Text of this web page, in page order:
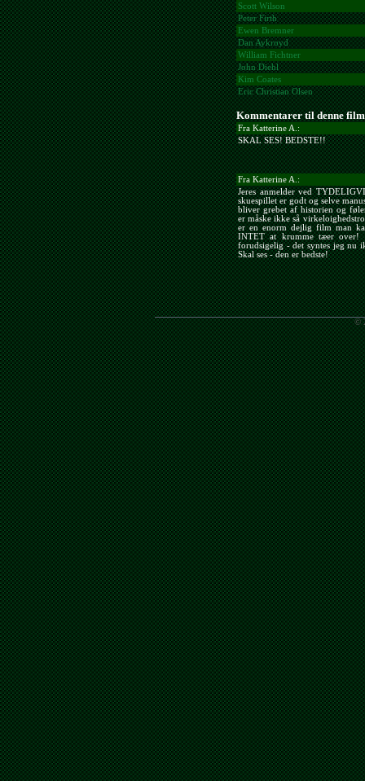
Scott Wilson
Peter Firth
Ewen Bremner
Dan Aykroyd
William Fichtner
John Diehl
Kim Coates
Eric Christian Olsen
Kommentarer til denne
Fra Katterine A.:
SKAL SES! BEDSTE!!
Fra Katterine A.:
Jeres anmelder ved
skuespillet er godt og selve
bliver grebet af historien og
er måske ikke så
er en enorm dejlig film man
INTET at krumme tæer over!
forudsigelig - det syntes jeg nu
Skal ses - den er bedste!
©